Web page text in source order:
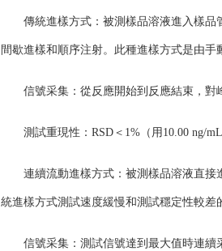
傳統進樣方式：被測樣品溶液進入樣
間歇進樣和順序注射。此種進樣方式是由手
信號采集：從反應開始到反應結束，對
測試重現性：RSD＜1%（用10.00 ng/
連續流動進樣方式：被測樣品溶液直
統進樣方式測試速度緩慢和測試穩定性較差
信號采集：測試信號達到最大值時連續